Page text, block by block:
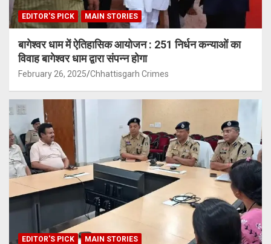
EDITOR'S PICK MAIN STORIES
बागेश्वर धाम में ऐतिहासिक आयोजन : 251 निर्धन कन्याओं का
विवाह बागेश्वर धाम द्वारा संपन्न होगा
February 26, 2025 Chhattisgarh Crimes
EDITOR'S PICK MAIN STORIES